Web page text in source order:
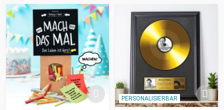
PERSONALISIERBAR